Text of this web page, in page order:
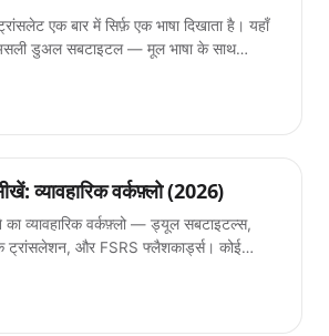
एक बार में सिर्फ़ एक भाषा दिखाता है। यहाँ
डुअल सबटाइटल — मूल भाषा के साथ
व्यावहारिक वर्कफ़्लो (2026)
का व्यावहारिक वर्कफ़्लो — ड्यूल सबटाइटल्स,
ट्रांसलेशन, और FSRS फ्लैशकार्ड्स। कोई